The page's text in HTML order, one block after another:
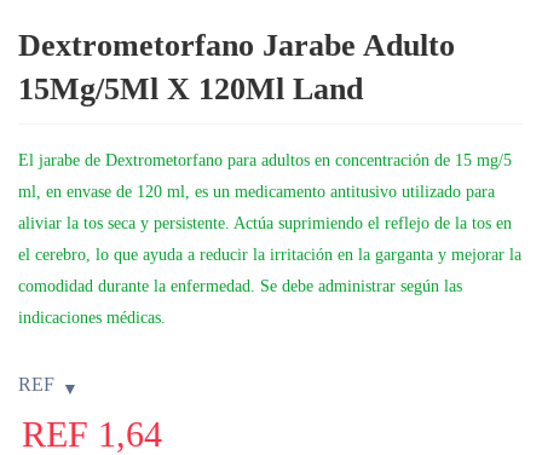
Dextrometorfano Jarabe Adulto
15Mg/5Ml X 120Ml Land
El jarabe de Dextrometorfano para adultos en concentración de 15 mg/5
ml, en envase de 120 ml, es un medicamento antitusivo utilizado para
aliviar la tos seca y persistente. Actúa suprimiendo el reflejo de la tos en
el cerebro, lo que ayuda a reducir la irritación en la garganta y mejorar la
comodidad durante la enfermedad. Se debe administrar según las
indicaciones médicas.
REF
REF 1,64